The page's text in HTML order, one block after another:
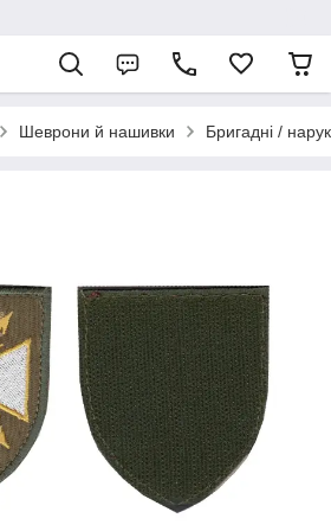
Шеврони й нашивки Бригадні /